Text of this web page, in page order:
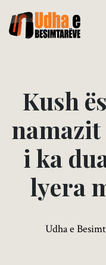
Kush ës
namazit
i ka du
lyera
Udha e